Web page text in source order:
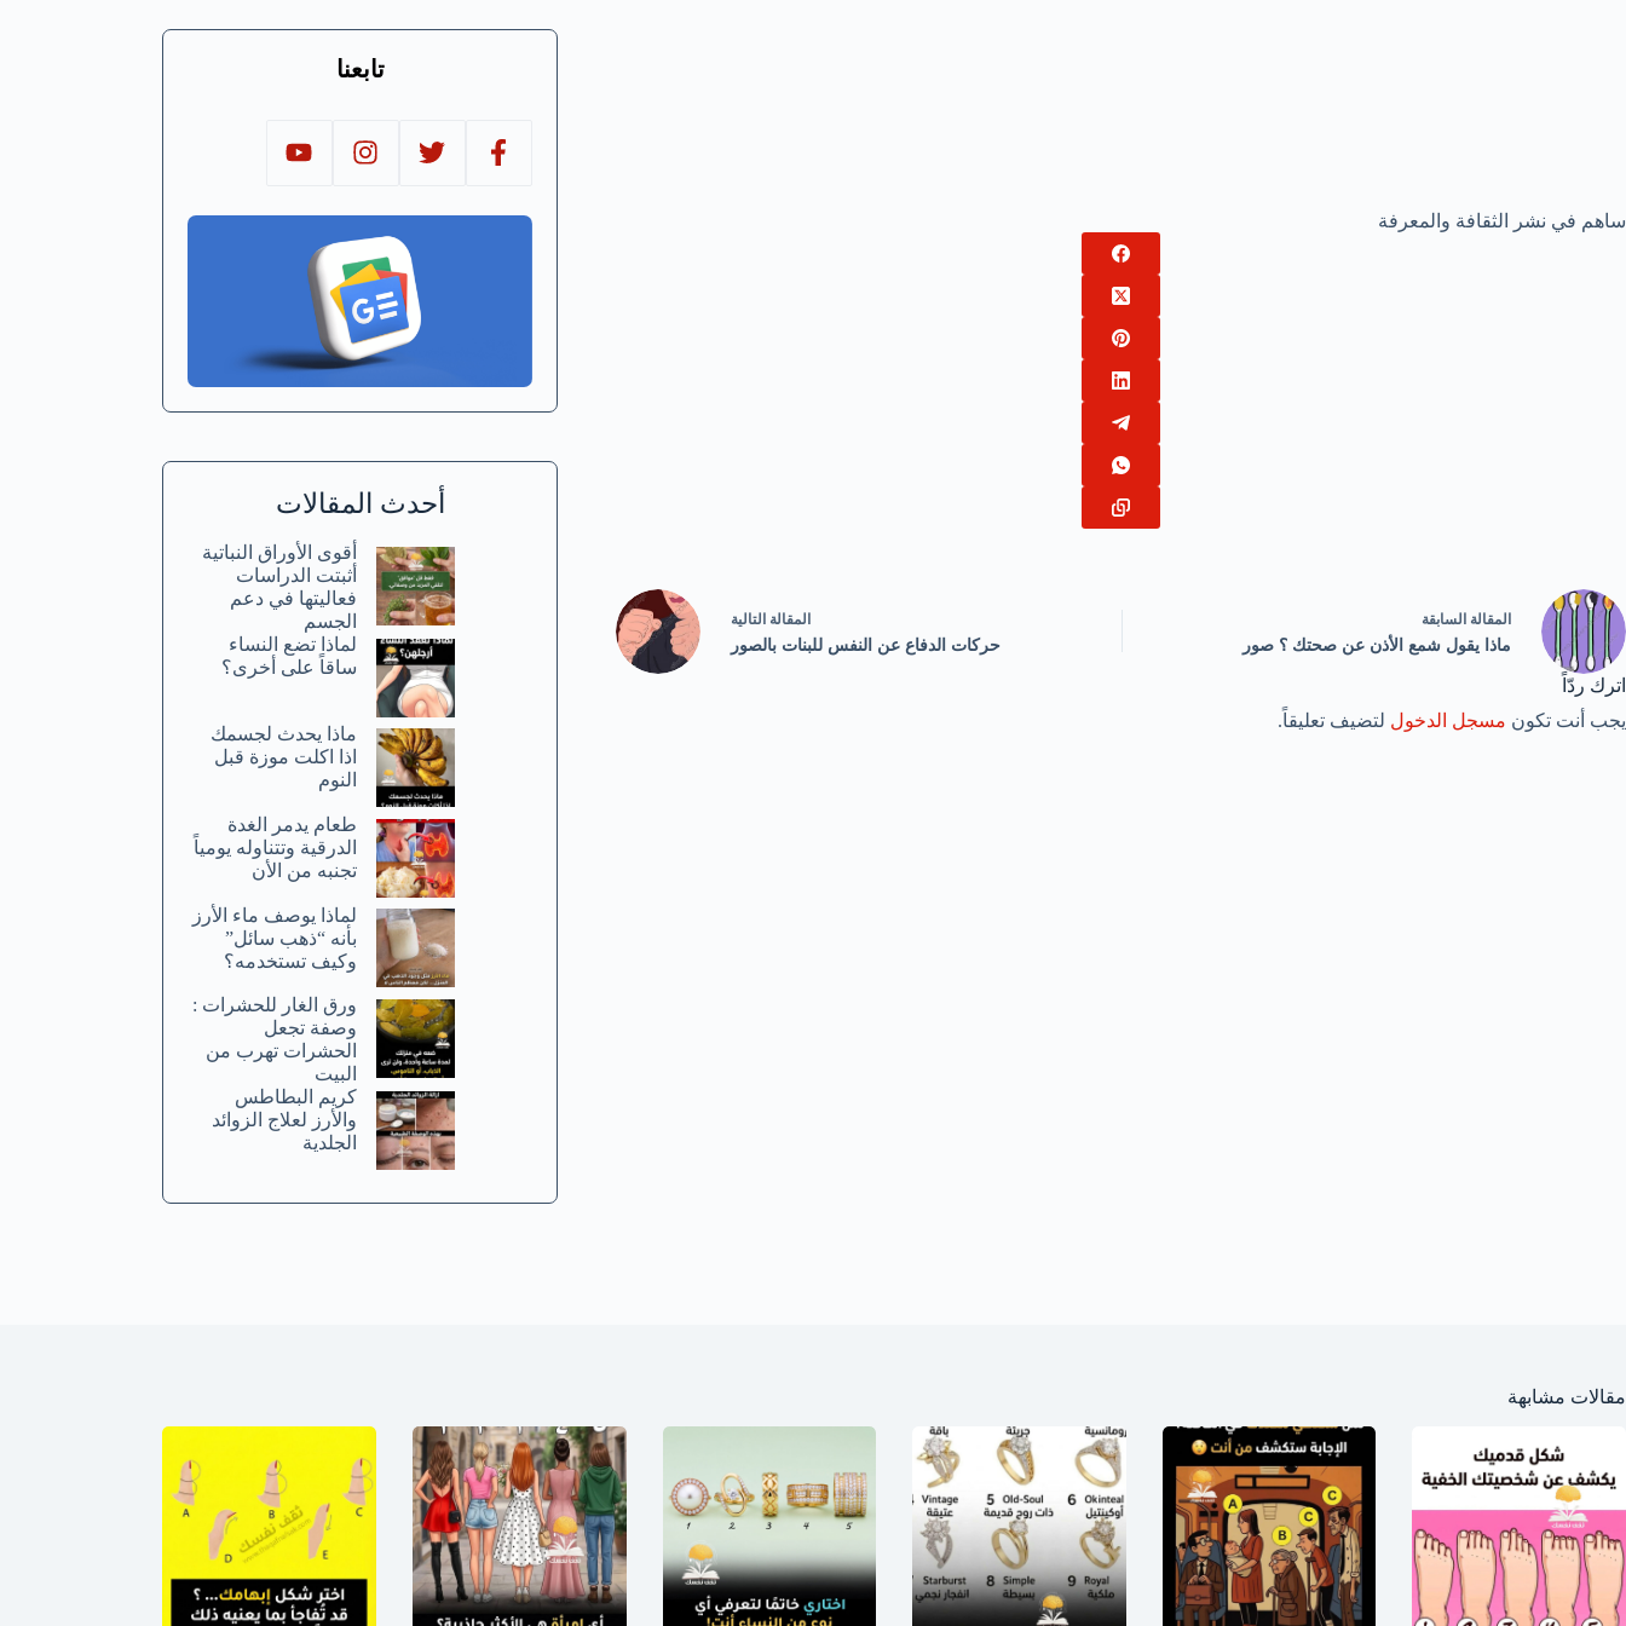
ساهم في نشر الثقافة والمعرفة
المقالة السابقة
ماذا يقول شمع الأذن عن صحتك ؟ صور
المقالة التالية
حركات الدفاع عن النفس للبنات بالصور
اترك ردّاً
يجب أنت تكون مسجل الدخول لتضيف تعليقاً.
تابعنا
أحدث المقالات
أقوى الأوراق النباتية
أثبتت الدراسات
فعاليتها في دعم
الجسم
لماذا تضع النساء
ساقاً على أخرى؟
ماذا يحدث لجسمك
اذا اكلت موزة قبل
النوم
طعام يدمر الغدة
الدرقية وتتناوله يومياً
تجنبه من الأن
لماذا يوصف ماء الأرز
بأنه “ذهب سائل”
وكيف تستخدمه؟
ورق الغار للحشرات :
وصفة تجعل
الحشرات تهرب من
البيت
كريم البطاطس
والأرز لعلاج الزوائد
الجلدية
مقالات مشابهة